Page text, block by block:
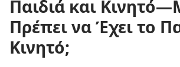
Παιδιά και
Πρέπει να Έχει το
Κινητό;